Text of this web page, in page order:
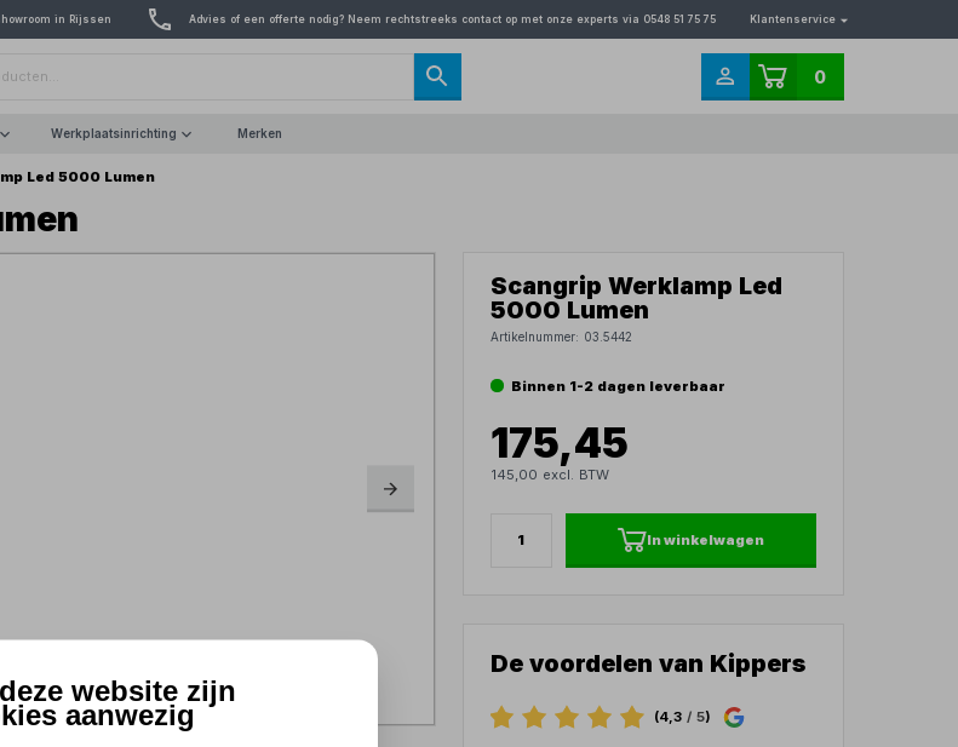
in Rijssen Advies of een offerte nodig? Neem rechtstreeks contact op met onze experts via 0548 51 75 75 Klantenservice
0
Werkplaatsinrichting Merken
Led 5000 Lumen
Scangrip Werklamp Led
5000 Lumen
Artikelnummer: 03.5442
Binnen 1-2 dagen leverbaar
175,45
145,00 excl. BTW
In winkelwagen
De voordelen van Kippers
(4,3/ 5)
website zijn
aanwezig